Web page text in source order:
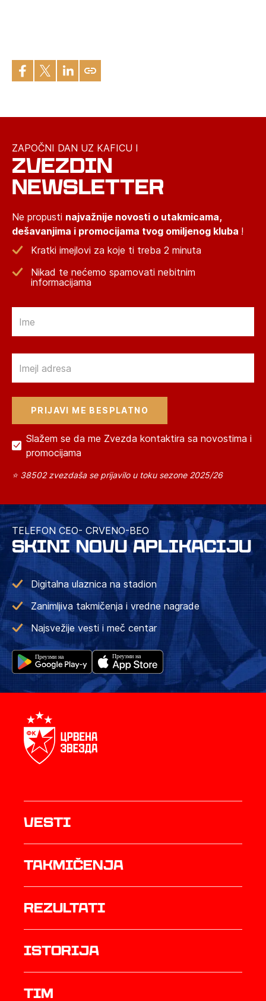
ZAPOČNI DAN UZ KAFICU I
ZVEZDIN
NEWSLETTER
Ne propusti najvažnije novosti o utakmicama,
dešavanjima i promocijama tvog omiljenog kluba !
Kratki imejlovi za koje ti treba 2 minuta
Nikad te nećemo spamovati nebitnim
informacijama
Slažem se da me Zvezda kontaktira sa novostima i
promocijama
⭐ 38502 zvezdaša se prijavilo u toku sezone 2025/26
TELEFON CEO- CRVENO-BEO
SKINI NOVU APLIKACIJU
Digitalna ulaznica na stadion
Zanimljiva takmičenja i vredne nagrade
Najsvežije vesti i meč centar
Vesti
Takmičenja
rezultati
istorija
TIM